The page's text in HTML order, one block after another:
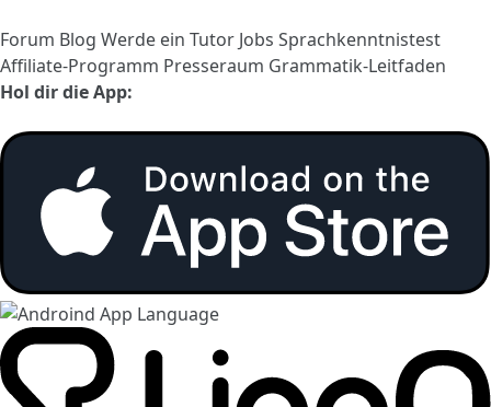
Forum Blog Werde ein Tutor Jobs Sprachkenntnistest
Affiliate-Programm Presseraum Grammatik-Leitfaden
Hol dir die App: